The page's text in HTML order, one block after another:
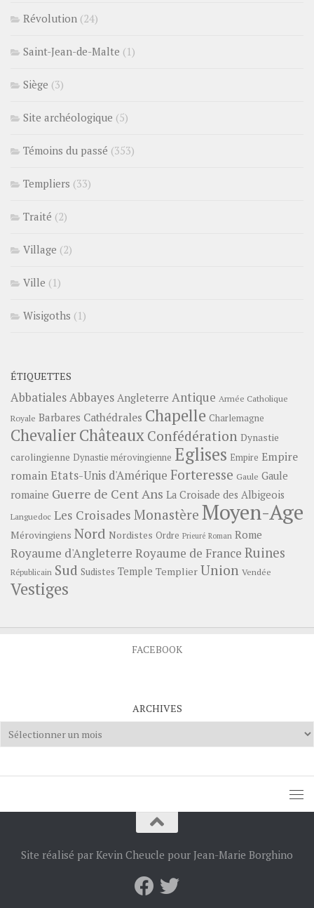
Révolution (24)
Saint-Jean-de-Malte (1)
Siège (3)
Site archéologique (5)
Témoins du passé (353)
Templiers (33)
Traité (2)
Village (2)
Ville (1)
Wisigoths (1)
ÉTIQUETTES
Abbatiales Abbayes Angleterre Antique Armée Catholique
Royale Barbares Cathédrales Chapelle Charlemagne
ChevalierChâteauxConfédération Dynastie
carolingienne Dynastie mérovingienne Eglises Empire Empire
romainEtats-Unis d'Amérique Forteresse Gaule Gaule
romaine Guerre de Cent Ans La Croisade des Albigeois
Languedoc Les Croisades Monastère Moyen-Age
Mérovingiens Nord Nordistes Ordre Prieuré Roman Rome
Royaume d'Angleterre Royaume de France Ruines
Républicain Sud Sudistes Temple Templier Union Vendée
Vestiges
FACEBOOK
ARCHIVES
Archives
Site réalisé par Kevin Cheucle pour Jean-Marie Borghino